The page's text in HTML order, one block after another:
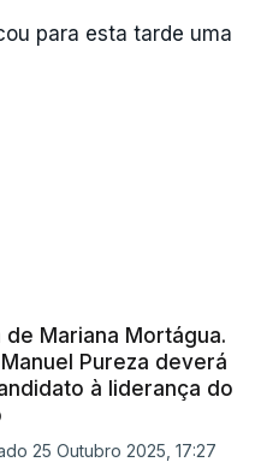
para esta tarde uma
de Mariana Mortágua.
Pureza deverá
à liderança do
25 Outubro 2025, 17:27